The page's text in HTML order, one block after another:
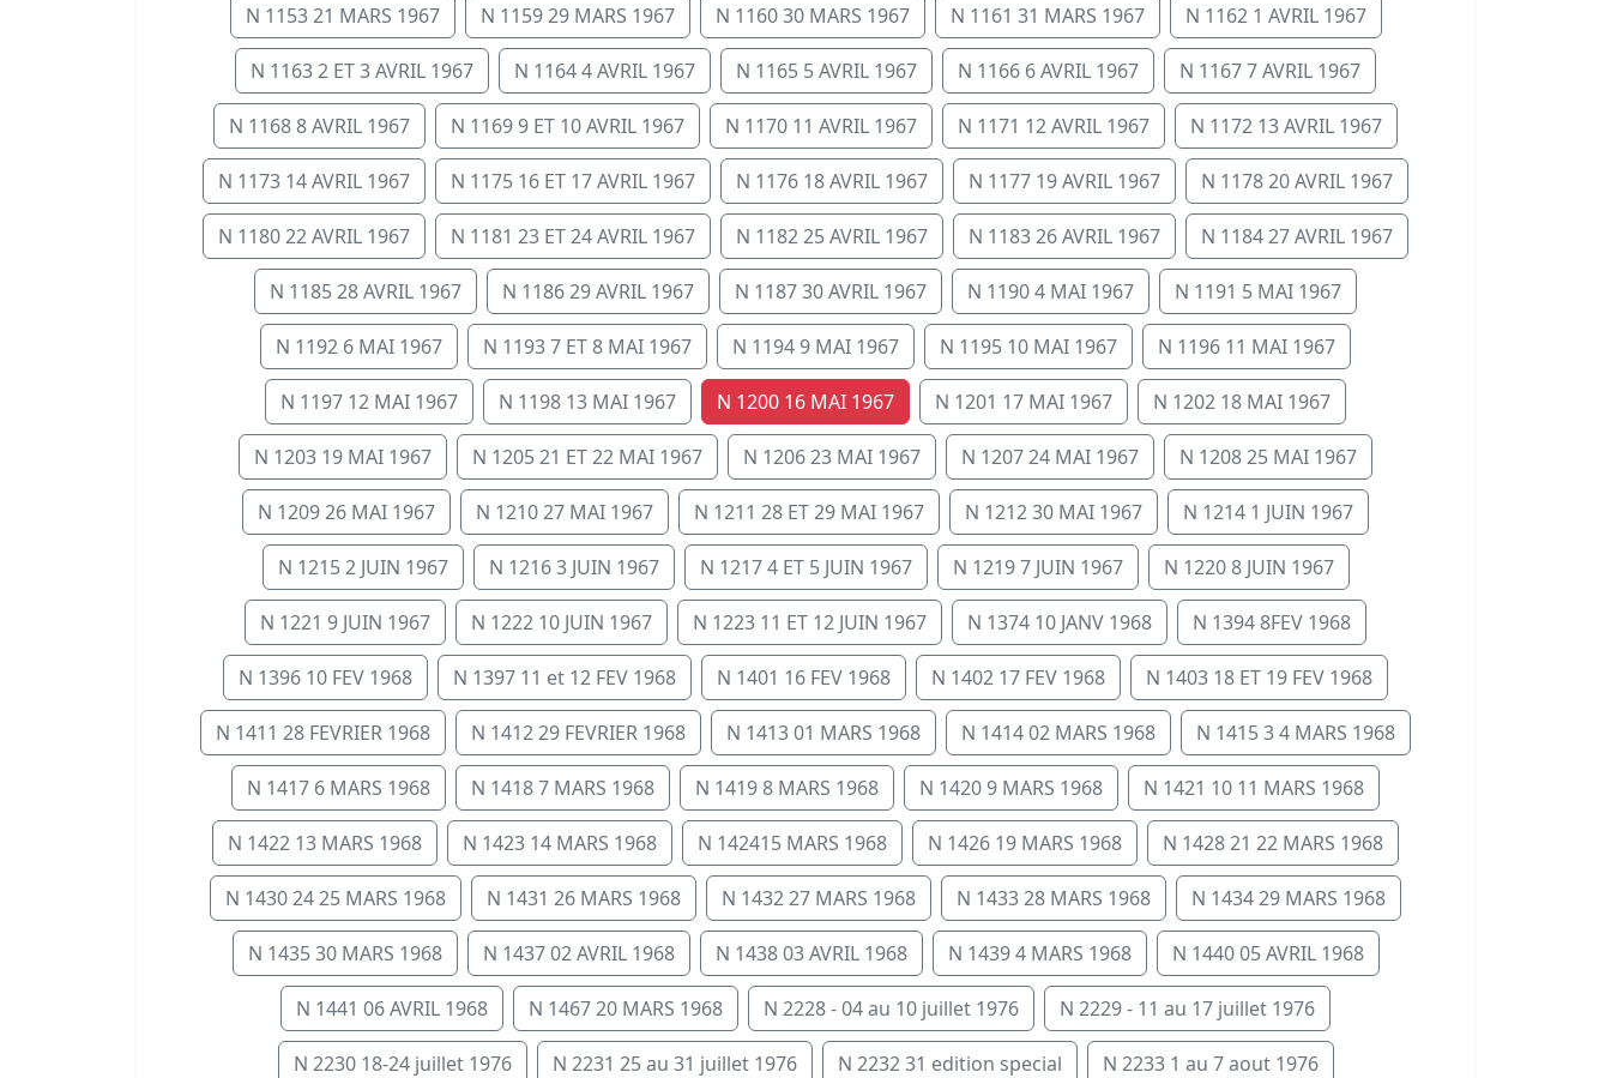
N 1153 21 MARS 1967 N 1159 29 MARS 1967 N 1160 30 MARS 1967 N 1161 31 MARS 1967 N 1162 1 AVRIL 1967
N 1163 2 ET 3 AVRIL 1967 N 1164 4 AVRIL 1967 N 1165 5 AVRIL 1967 N 1166 6 AVRIL 1967 N 1167 7 AVRIL 1967
N 1168 8 AVRIL 1967 N 1169 9 ET 10 AVRIL 1967 N 1170 11 AVRIL 1967 N 1171 12 AVRIL 1967 N 1172 13 AVRIL 1967
N 1173 14 AVRIL 1967 N 1175 16 ET 17 AVRIL 1967 N 1176 18 AVRIL 1967 N 1177 19 AVRIL 1967 N 1178 20 AVRIL 1967
N 1180 22 AVRIL 1967 N 1181 23 ET 24 AVRIL 1967 N 1182 25 AVRIL 1967 N 1183 26 AVRIL 1967 N 1184 27 AVRIL 1967
N 1185 28 AVRIL 1967 N 1186 29 AVRIL 1967 N 1187 30 AVRIL 1967 N 1190 4 MAI 1967 N 1191 5 MAI 1967
N 1192 6 MAI 1967 N 1193 7 ET 8 MAI 1967 N 1194 9 MAI 1967 N 1195 10 MAI 1967 N 1196 11 MAI 1967
N 1197 12 MAI 1967 N 1198 13 MAI 1967 N 1200 16 MAI 1967 N 1201 17 MAI 1967 N 1202 18 MAI 1967
N 1203 19 MAI 1967 N 1205 21 ET 22 MAI 1967 N 1206 23 MAI 1967 N 1207 24 MAI 1967 N 1208 25 MAI 1967
N 1209 26 MAI 1967 N 1210 27 MAI 1967 N 1211 28 ET 29 MAI 1967 N 1212 30 MAI 1967 N 1214 1 JUIN 1967
N 1215 2 JUIN 1967 N 1216 3 JUIN 1967 N 1217 4 ET 5 JUIN 1967 N 1219 7 JUIN 1967 N 1220 8 JUIN 1967
N 1221 9 JUIN 1967 N 1222 10 JUIN 1967 N 1223 11 ET 12 JUIN 1967 N 1374 10 JANV 1968 N 1394 8FEV 1968
N 1396 10 FEV 1968 N 1397 11 et 12 FEV 1968 N 1401 16 FEV 1968 N 1402 17 FEV 1968 N 1403 18 ET 19 FEV 1968
N 1411 28 FEVRIER 1968 N 1412 29 FEVRIER 1968 N 1413 01 MARS 1968 N 1414 02 MARS 1968 N 1415 3 4 MARS 1968
N 1417 6 MARS 1968 N 1418 7 MARS 1968 N 1419 8 MARS 1968 N 1420 9 MARS 1968 N 1421 10 11 MARS 1968
N 1422 13 MARS 1968 N 1423 14 MARS 1968 N 142415 MARS 1968 N 1426 19 MARS 1968 N 1428 21 22 MARS 1968
N 1430 24 25 MARS 1968 N 1431 26 MARS 1968 N 1432 27 MARS 1968 N 1433 28 MARS 1968 N 1434 29 MARS 1968
N 1435 30 MARS 1968 N 1437 02 AVRIL 1968 N 1438 03 AVRIL 1968 N 1439 4 MARS 1968 N 1440 05 AVRIL 1968
N 1441 06 AVRIL 1968 N 1467 20 MARS 1968 N 2228 - 04 au 10 juillet 1976 N 2229 - 11 au 17 juillet 1976
N 2230 18-24 juillet 1976 N 2231 25 au 31 juillet 1976 N 2232 31 edition special N 2233 1 au 7 aout 1976